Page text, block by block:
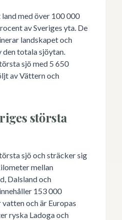
med över 100 000
av Sveriges yta. De
landskapet och
den totala sjöytan.
sjö med 5 650
av Vättern och
största
sjö och sträcker sig
mellan
Dalsland och
153 000
och är Europas
ryska Ladoga och